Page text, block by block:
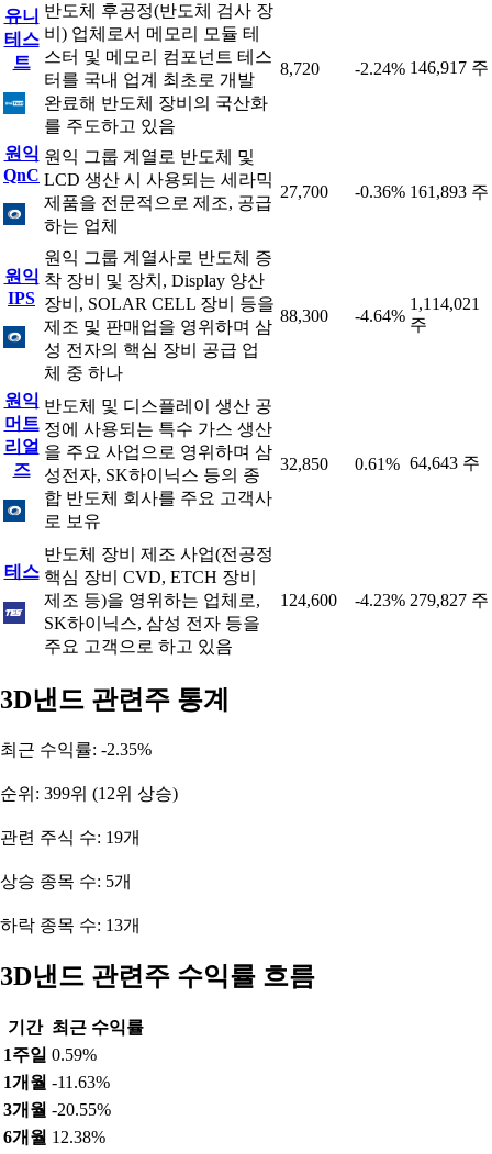
유니
테스
트
반도체 후공정(반도체 검사 장
비) 업체로서 메모리 모듈 테
스터 및 메모리 컴포넌트 테스
터를 국내 업계 최초로 개발
완료해 반도체 장비의 국산화
를 주도하고 있음
8,720 -2.24% 146,917 주
원익
QnC
원익 그룹 계열로 반도체 및
LCD 생산 시 사용되는 세라믹
제품을 전문적으로 제조, 공급
하는 업체
27,700 -0.36% 161,893 주
원익
IPS
원익 그룹 계열사로 반도체 증
착 장비 및 장치, Display 양산
장비, SOLAR CELL 장비 등을
제조 및 판매업을 영위하며 삼
성 전자의 핵심 장비 공급 업
체 중 하나
88,300 -4.64%
1,114,021
주
원익
머트
리얼
즈
반도체 및 디스플레이 생산 공
정에 사용되는 특수 가스 생산
을 주요 사업으로 영위하며 삼
성전자, SK하이닉스 등의 종
합 반도체 회사를 주요 고객사
로 보유
32,850 0.61% 64,643 주
테스
반도체 장비 제조 사업(전공정
핵심 장비 CVD, ETCH 장비
제조 등)을 영위하는 업체로,
SK하이닉스, 삼성 전자 등을
주요 고객으로 하고 있음
124,600 -4.23% 279,827 주
3D낸드 관련주 통계
최근 수익률: -2.35%
순위: 399위 (12위 상승)
관련 주식 수: 19개
상승 종목 수: 5개
하락 종목 수: 13개
3D낸드 관련주 수익률 흐름
기간 최근 수익률
1주일 0.59%
1개월 -11.63%
3개월 -20.55%
6개월 12.38%